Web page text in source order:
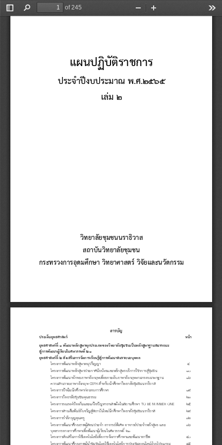
Toggle
Find
of 245
Zoom
แผนปฏิบัติราชการ
ประจ าปีงบประมาณ พ.ศ.2565
เล่ม 2
วิทยาลัยชุมชนนราธิวาส
สถาบันวิทยาลัยชุมชน
กระทรวงการอุดมศึกษา วิทยาศาสตร์ วิจัยและนวัตกรรม
สารบัญ
ประเด็นยุทธศาสตร์
หน้า
ยุทธศาสตร์ที่ 1 พัฒนาหลักสูตรทุกประเภทของวิทยาลัยชุมชนเป็นหลักสูตรฐานสมรรถนะ
สู่การพัฒนาผู้เรียนในศตวรรษที่ 21
ยุทธศาสตร์ที่ 2 ส่งเสริมการจัดการเรียนรู้สู่การพัฒนาสมรรถนะบุคคล
โครงการพัฒนาหลักสูตรอนุปริญญา
4
โครงการพัฒนาหลักสูตรประกาศนียบัตรและหลักสูตรบริการวิชาการสู่ชุมชน
10
โครงการพัฒนาทักษะภาษาอังกฤษเพื่อยกระดับภาษาอังกฤษตามกรอบมาตรฐาน
ความสามารถภาษาอังกฤษ CEFR ส าหรับนักศึกษาวิทยาลัยชุมชนนราธิวาส
16
โครงการปัจฉิมนักศึกษาก่อนจบการศึกษา
19
โครงการวิทยาลัยชุมชนคุณธรรม
23
โครงการรณรงค์ป้องกันและแก้ไขปัญหายาเสพติดในสถานศึกษา TO BE NUMBER ONE
25
โครงการสานสัมพันธ์รับขวัญสู่สถาบันใหม่นักศึกษาวิทยาลัยชุมชนนราธิวาส
29
โครงการร าลึกบุญคุณครู
32
โครงการพัฒนาศักยภาพผู้สอนประจ า อาจารย์พิเศษ อาจารย์ประจ าหลักสูตร และ
บุคลากรทางการศึกษาเพื่อพัฒนาผู้เรียนในศตวรรษที่ 21
36
โครงการส่งเสริมการใช้เทคโนโลยีเพื่อการจัดการศึกษาและพัฒนาอาชีพ
40
โครงการพัฒนาศักยภาพผู้น าชุมชนโดยใช้เทคโนโลยีการประชุมออนไลน์ด้วยโปรแกรม
45